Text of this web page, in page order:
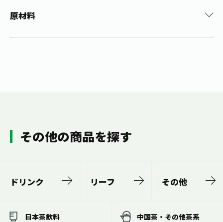
原材料
その他の商品を探す
ドリンク リーフ その他
日本茶飲料 中国茶・その他茶系